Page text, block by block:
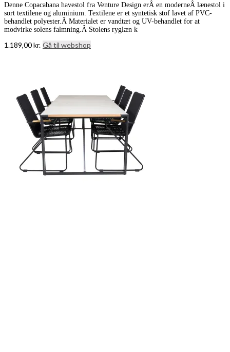
Denne Copacabana havestol fra Venture Design erÂ en moderneÂ lænestol i
sort textilene og aluminium. Textilene er et syntetisk stof lavet af PVC-
behandlet polyester.Â Materialet er vandtæt og UV-behandlet for at
modvirke solens falmning.Â Stolens ryglæn k
1.189,00kr. Gå til webshop